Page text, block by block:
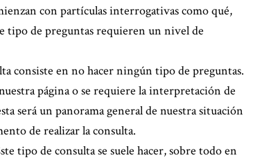
con partículas interrogativas como qué,
tipo de preguntas requieren un nivel de
consiste en no hacer ningún tipo de preguntas.
página o se requiere la interpretación de
será un panorama general de nuestra situación
de realizar la consulta.
tipo de consulta se suele hacer, sobre todo en